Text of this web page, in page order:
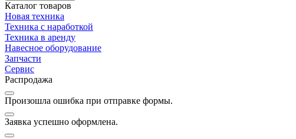
Каталог товаров
Новая техника
Техника с наработкой
Техника в аренду
Навесное оборудование
Запчасти
Сервис
Распродажа
Произошла ошибка при отправке формы.
Заявка успешно оформлена.